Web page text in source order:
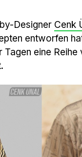
Designer Cenk
entworfen
Tagen eine Reihe